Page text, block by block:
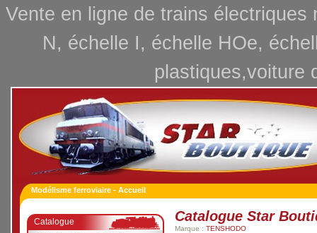
Vente en ligne de trains
N, échelle I, échelle HOe,
plastiques,voiture
Modélisme ferroviaire - Accueil
Catalogue Catalogue Star
Marque : TENSHODO